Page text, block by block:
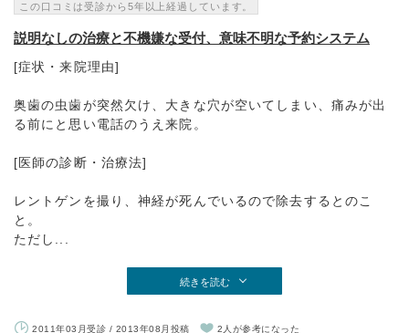
この口コミは受診から5年以上経過しています。
説明なしの治療と不機嫌な受付、意味不明な予約システム
[症状・来院理由]
奥歯の虫歯が突然欠け、大きな穴が空いてしまい、痛みが出
る前にと思い電話のうえ来院。
[医師の診断・治療法]
レントゲンを撮り、神経が死んでいるので除去するとのこ
と。
ただし...
続きを読む
2011年03月受診 / 2013年08月投稿 2人が参考になった